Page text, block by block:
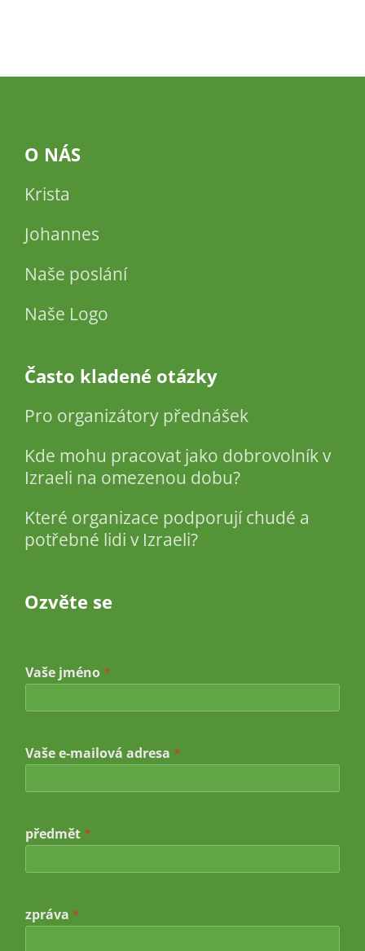
O NÁS
Krista
Johannes
Naše poslání
Naše Logo
Často kladené otázky
Pro organizátory přednášek
Kde mohu pracovat jako dobrovolník v
Izraeli na omezenou dobu?
Které organizace podporují chudé a
potřebné lidi v Izraeli?
Ozvěte se
Vaše jméno *
d
r
e
e
-
l
o
Vaše e-mailová adresa *
předmět *
zpráva *